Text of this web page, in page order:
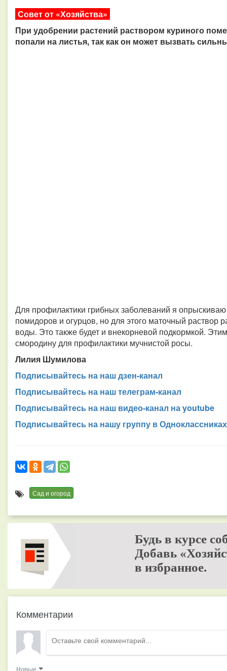
Совет от «Хозяйства»
При удобрении растений раствором куриного
попали на листья, так как он может вызвать
Для профилактики грибных заболеваний я
помидоров и огурцов, но для этого маточный раствор
воды. Это также будет и внекорневой подкормкой.
смородину для профилактики мучнистой росы.
Лилия Шумилова
Подписывайтесь на наш дзен-канал
Подписывайтесь на наш телеграм-канал
Подписывайтесь на наш видео-канал на youtube
Подписывайтесь на нашу группу в Одноклассниках
Сад и огород
Будь в курсе
Добавь
в избранное.
Комментарии
Новые